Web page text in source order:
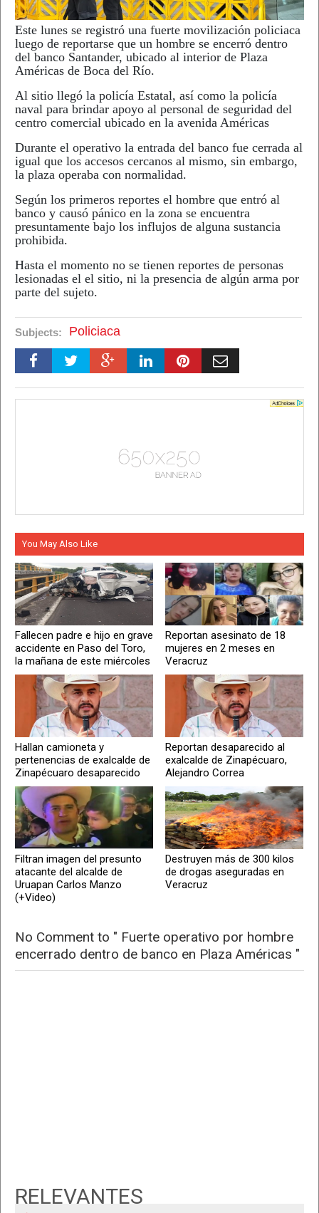
Este lunes se registró una fuerte movilización policiaca
luego de reportarse que un hombre se encerró dentro
del banco Santander, ubicado al interior de Plaza
Américas de Boca del Río.
Al sitio llegó la policía Estatal, así como la policía
naval para brindar apoyo al personal de seguridad del
centro comercial ubicado en la avenida Américas
Durante el operativo la entrada del banco fue cerrada al
igual que los accesos cercanos al mismo, sin embargo,
la plaza operaba con normalidad.
Según los primeros reportes el hombre que entró al
banco y causó pánico en la zona se encuentra
presuntamente bajo los influjos de alguna sustancia
prohibida.
Hasta el momento no se tienen reportes de personas
lesionadas el el sitio, ni la presencia de algún arma por
parte del sujeto.
Subjects: Policiaca
You May Also Like
Fallecen padre e hijo en grave
accidente en Paso del Toro,
la mañana de este miércoles
Reportan asesinato de 18
mujeres en 2 meses en
Veracruz
Hallan camioneta y
pertenencias de exalcalde de
Zinapécuaro desaparecido
Reportan desaparecido al
exalcalde de Zinapécuaro,
Alejandro Correa
Filtran imagen del presunto
atacante del alcalde de
Uruapan Carlos Manzo
(+Video)
Destruyen más de 300 kilos
de drogas aseguradas en
Veracruz
No Comment to " Fuerte operativo por hombre
encerrado dentro de banco en Plaza Américas "
RELEVANTES